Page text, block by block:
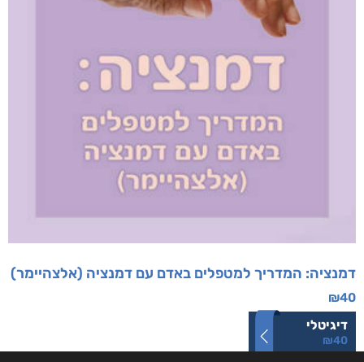
דמנציה: המדריך למטפלים באדם עם דמנציה (אלצהיימר)
₪40
דיגיטלי
₪40